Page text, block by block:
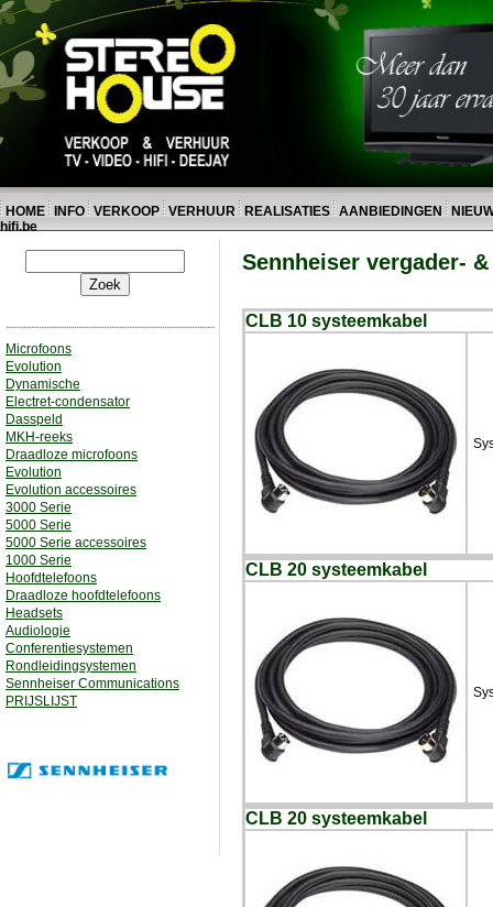
HOME INFO VERKOOP VERHUUR REALISATIES AANBIEDINGEN
hifi.be
Microfoons
Evolution
Dynamische
Electret-condensator
Dasspeld
MKH-reeks
Draadloze microfoons
Evolution
Evolution accessoires
3000 Serie
5000 Serie
5000 Serie accessoires
1000 Serie
Hoofdtelefoons
Draadloze hoofdtelefoons
Headsets
Audiologie
Conferentiesystemen
Rondleidingsystemen
Sennheiser Communications
PRIJSLIJST
Sennheiser vergader-
CLB 10 systeemkabel
CLB 20 systeemkabel
CLB 20 systeemkabel